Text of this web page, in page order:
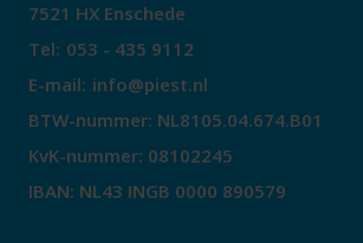
7521 HX Enschede
Tel: 053 - 435 9112
E-mail: info@piest.nl
BTW-nummer: NL8105.04.674.B01
KvK-nummer: 08102245
IBAN: NL43 INGB 0000 890579